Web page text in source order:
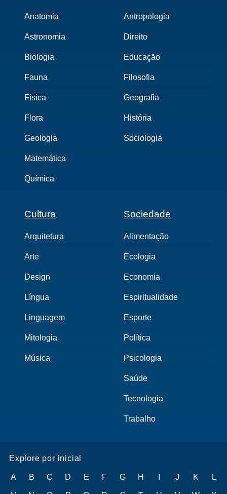
Anatomia
Astronomia
Biologia
Fauna
Física
Flora
Geologia
Matemática
Química
Antropologia
Direito
Educação
Filosofia
Geografia
História
Sociologia
Cultura
Arquitetura
Arte
Design
Língua
Linguagem
Mitologia
Música
Sociedade
Alimentação
Ecologia
Economia
Espiritualidade
Esporte
Política
Psicologia
Saúde
Tecnologia
Trabalho
Explore por inicial
A B C D E F G H J K L